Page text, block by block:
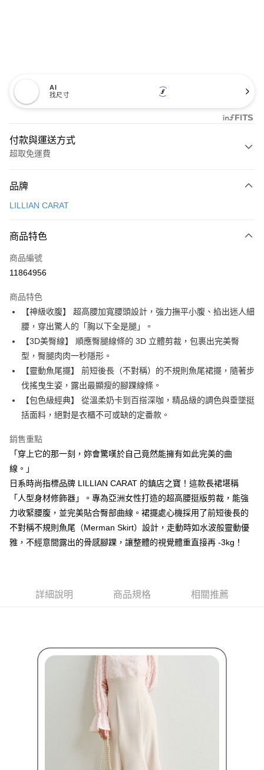
AI
找尺寸
付款與運送方式
超取免運費
信用卡一次付款
LINE Pay
Apple Pay
悠遊付
大哥付你分期
相關說明
【大哥付你分期使用說明】
1.本服務由台灣大哥大提供，台灣大哥大用戶可立即使用無須另外申請。
2.付款方式選擇「大哥付你分期」，訂單成立後會自動跳轉到大哥付的交易
流程，驗證手機門號後，選擇欲分期的期數、繳款截止日，確認付款後即完
成交易。
3.實際核准額度、可分期數及費用金額請依後續交易確認頁面所載為準。
4.訂單成立30分鐘內，如未前往確認交易或遇審核未通過，訂單將自動取
法說明評估內容。
1.分期款項不併入電信帳單，「大哥付你分期」於每月結算日後寄送繳費提
醒簡訊。
2.透過簡訊連結打開帳單後，可選擇「超商條碼／台灣大直營門市／銀行轉
帳／街口支付／iPASS MONEY」等通路繳費。
【注意事項】
1.本服務係由「台灣大哥大股份有限公司」（以下簡稱本公司）所提供，讓
用戶於交易時，得透過本服務購買商品或服務，並由商店將買賣／分期付款
買賣價金債權讓與本公司後，依約使用本公司帳單繳交帳款。
AFTEE先享後付
相關說明
【關於「AFTEE先享後付」】
AFTEE先享後付是「在收到商品之後才付款」的支付方式。 讓您購物簡單
便利好安心！
１．簡單：不需註冊會員、不需綁卡、不需儲值。
３．安心：先確認商品／服務後，再付款。
【「AFTEE先享後付」結帳流程】
１．於結帳方式選擇「AFTEE先享後付」後，將跳轉至「AFTEE先享後付」
結帳頁面，進行簡訊認證並確認金額後，即可完成結帳。
２．訂單成立數日內，您將收到繳費通知簡訊。
ATM／網路銀行／等多元方式進行付款，方視為交易完成。
※ 請注意：結帳手續完成當下不需立刻繳費，但若您需要取消訂單，請聯絡
購買商品的店家。未經商家同意取消之訂單仍視為有效，需透過AFTEE先享
後付繳納相關費用。
【注意事項】
https://aftee.tw/terms/#terms3
３．未成年的使用者請事先徵得法定代理人或監護人之同意方可使用
「AFTEE先享後付」，若未經同意申辦者引起之損失，本公司不負相關責
４．使用「AFTEE先享後付」時，將依據個別帳號之用戶狀況，依本公司即
時審查核予不同之上限額度；若仍有額度不足之情形，本公司將視審查結果
５．嚴禁一人註冊多個帳號或使用他人資訊註冊。若發現惡意使用之情形，
恩沛科技股份有限公司將有權停止該用戶之使用額度並採取法律行動。
ATM付款
全家取貨付款
付款後全家取貨
免運費
免運費
7-11取貨付款
品牌
LILLIAN CARAT
商品特色
商品編號
11864956
商品特色
【神級收腹】 超高腰加寬腰頭設計，強力撫平小腹、掐出迷人細
腰，穿出驚人的「胸以下全是腿」。
【3D美臀線】 順應臀腿線條的 3D 立體剪裁，包裹出完美臀
型，臀腿肉肉一秒隱形。
【靈動魚尾擺】 前短後長（不對稱）的不規則魚尾裙擺，隨著步
伐搖曳生姿，露出最顯瘦的腳踝線條。
【包色級經典】 從溫柔奶卡到百搭深咖，精品級的調色與垂墜挺
括面料，絕對是衣櫃不可或缺的定番款。
銷售重點
「穿上它的那一刻，妳會驚嘆於自己竟然能擁有如此完美的曲
線。」
日系時尚指標品牌 LILLIAN CARAT 的鎮店之寶！這款長裙堪稱
「人型身材修飾器」。專為亞洲女性打造的超高腰挺版剪裁，能強
力收緊腰腹，並完美貼合臀部曲線。裙擺處心機採用了前短後長的
不對稱不規則魚尾（Merman Skirt）設計，走動時如水波般靈動優
雅，不經意間露出的骨感腳踝，讓整體的視覺體重直接再 -3kg！
詳細說明 商品規格 相關推薦